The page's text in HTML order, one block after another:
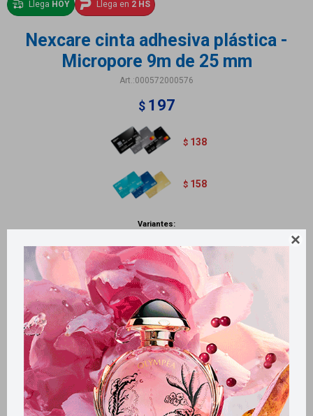

Llega HOY Llega en 2 HS
Nexcare cinta adhesiva plástica -
Micropore 9m de 25 mm
000572000576
$ 197
$ 138
$ 158
Variantes:
Métodos y costos de envío
Retiros gratuitos en tiendas
Productos que te pueden interesar